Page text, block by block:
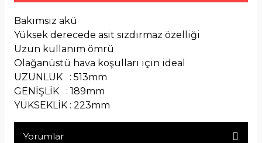
Bakımsız akü
Yüksek derecede asit sızdırmaz özelliği
Uzun kullanım ömrü
Olağanüstü hava koşulları için ideal
UZUNLUK : 513mm
GENİŞLİK : 189mm
YÜKSEKLİK : 223mm
Yorumlar